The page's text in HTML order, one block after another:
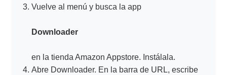
Vuelve al menú y busca la app
Downloader
en la tienda Amazon Appstore. Instálala.
Abre Downloader. En la barra de URL, escribe